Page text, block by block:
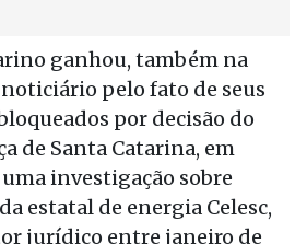
ganhou, também na
pelo fato de seus
por decisão do
de Santa Catarina, em
investigação sobre
estatal de energia Celesc,
jurídico entre janeiro de